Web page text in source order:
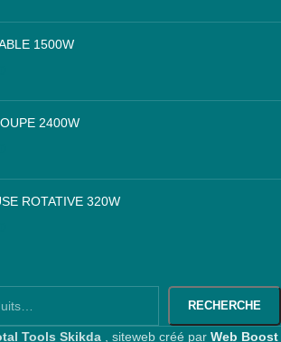
1500W
2400W
ROTATIVE 320W
RECHERCHE
Tools Skikda , siteweb créé par Web Boost